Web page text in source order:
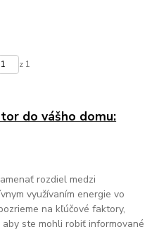
filtra na vodu
pitná voda
a voda
z 1
do vášho domu:
rozdiel medzi
využívaním energie vo
na kľúčové faktory,
ste mohli robiť informované